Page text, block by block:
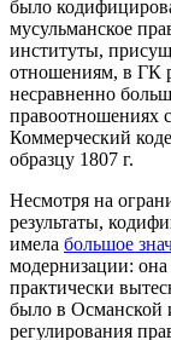
было
мусульманское
институты,
отношениям, в ГК
несравненно
правоотношениях
Коммерческий
образцу 1807 г.
Несмотря на
результаты,
имела большое
модернизации:
практически
было в
регулирования